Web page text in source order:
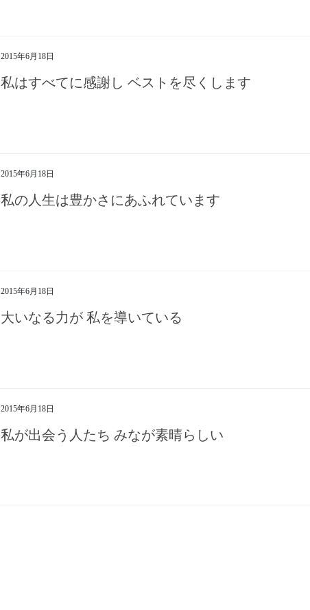
2015年6月18日
私はすべてに感謝し ベストを尽くします
2015年6月18日
私の人生は豊かさにあふれています
2015年6月18日
大いなる力が 私を導いている
2015年6月18日
私が出会う人たち みなが素晴らしい